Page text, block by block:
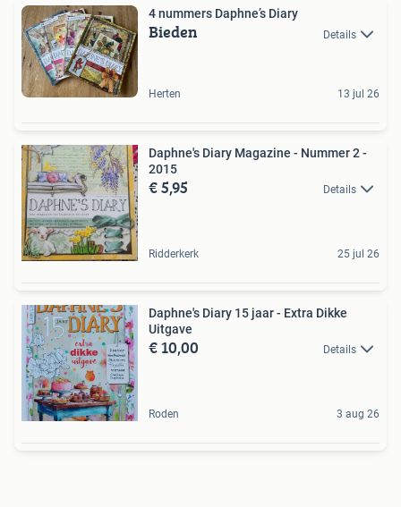
4 nummers Daphne’s Diary
Bieden Details
Herten 13 jul 26
Daphne's Diary Magazine - Nummer 2 -
2015
€ 5,95 Details
Ridderkerk 25 jul 26
Daphne's Diary 15 jaar - Extra Dikke
Uitgave
€ 10,00 Details
Roden 3 aug 26